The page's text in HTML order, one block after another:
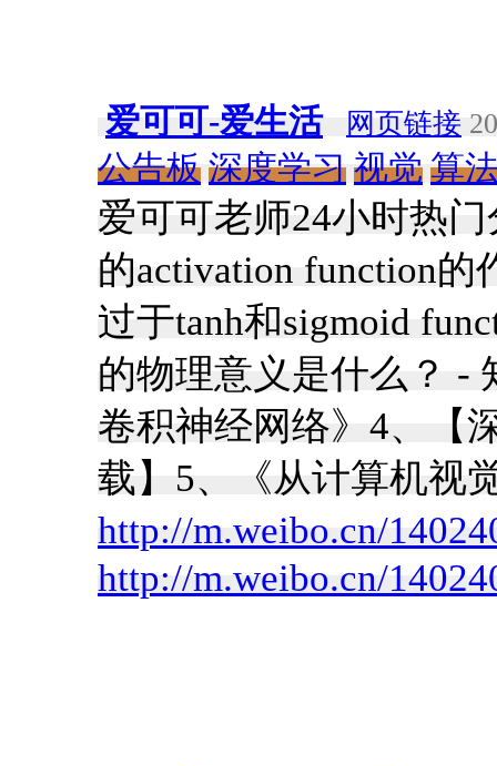
爱可可-爱生活 网页链接
公告板 深度学习 视觉 算
爱可可老师24小时热
的activation function
过于tanh和sigmoid
的物理意义是什么？ -
卷积神经网络》4、【
载】5、《从计算机视
http://m.weibo.cn/
http://m.weibo.cn/